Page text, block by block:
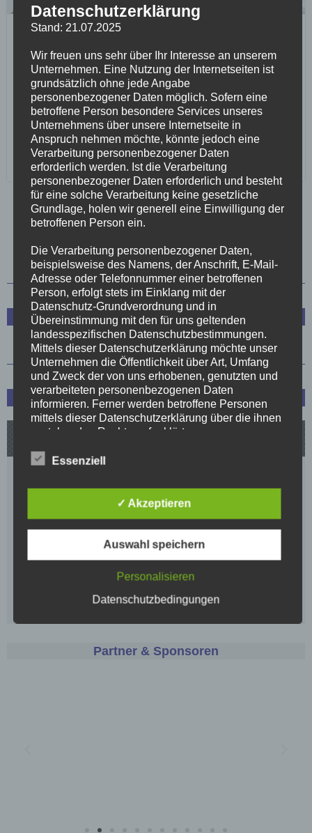
Trainingspläne 2026/27
29. Juni 2026
Nach langem Kopfzerbrechen und viel Planung haben wir
uns in den letzten Tagen jetzt auf einen neuen
Trainingsplan für die kommende Saison 2026/27...
Mehr lesen
Trainerstab
Spielplan und Tabelle
Partner & Sponsoren
Datenschutzerklärung
Stand: 21.07.2025
Wir freuen uns sehr über Ihr Interesse an unserem
Unternehmen. Eine Nutzung der Internetseiten ist
grundsätzlich ohne jede Angabe
personenbezogener Daten möglich. Sofern eine
betroffene Person besondere Services unseres
Unternehmens über unsere Internetseite in
Anspruch nehmen möchte, könnte jedoch eine
Verarbeitung personenbezogener Daten
erforderlich werden. Ist die Verarbeitung
personenbezogener Daten erforderlich und besteht
für eine solche Verarbeitung keine gesetzliche
Grundlage, holen wir generell eine Einwilligung der
betroffenen Person ein.
Die Verarbeitung personenbezogener Daten,
beispielsweise des Namens, der Anschrift, E-Mail-
Adresse oder Telefonnummer einer betroffenen
Person, erfolgt stets im Einklang mit der
Datenschutz-Grundverordnung und in
Übereinstimmung mit den für uns geltenden
landesspezifischen Datenschutzbestimmungen.
Mittels dieser Datenschutzerklärung möchte unser
Unternehmen die Öffentlichkeit über Art, Umfang
und Zweck der von uns erhobenen, genutzten und
verarbeiteten personenbezogenen Daten
informieren. Ferner werden betroffene Personen
mittels dieser Datenschutzerklärung über die ihnen
zustehenden Rechte aufgeklärt.
Wir haben als für die Verarbeitung Verantwortlicher
Maßnahmen umgesetzt, um einen möglichst
lückenlosen Schutz der über diese Internetseite
sicherzustellen. Dennoch können Internetbasierte
Datenübertragungen grundsätzlich
Sicherheitslücken aufweisen, sodass ein absoluter
Schutz nicht gewährleistet werden kann. Aus
frei, personenbezogene Daten auch auf
uns zu übermitteln.
Begriffsbestimmungen
Wir verwenden in dieser Datenschutzerklärung
Essenziell
✓ Akzeptieren
Auswahl speichern
Personalisieren
Datenschutzbedingungen